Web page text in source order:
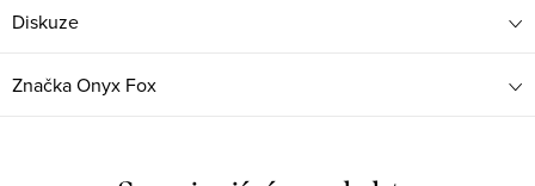
Diskuze
ZnačkaOnyx Fox